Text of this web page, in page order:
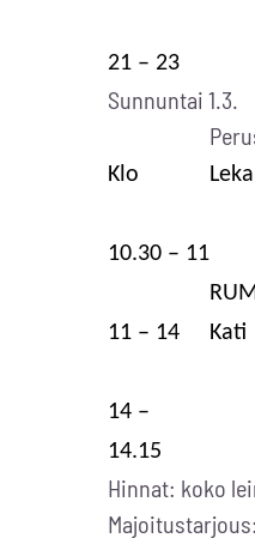
21 – 23
Sunnuntai 1.3.
Klo
10.30 – 11
11 – 14
Kati
14 –
14.15
Hinnat: koko